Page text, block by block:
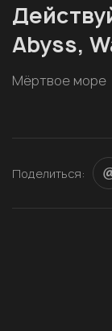
Abyss,
Мёртвое море
Поделиться: